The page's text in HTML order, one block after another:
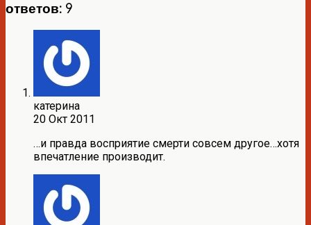
ответов: 9
катерина
20 Окт 2011
…и правда восприятие смерти совсем другое…хотя
впечатление производит.